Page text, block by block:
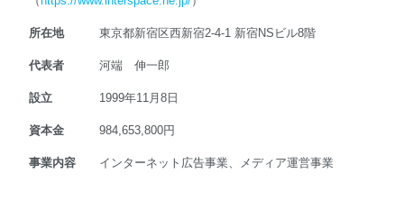
所在地東京都新宿区西新宿2-4-1 新宿NSビル8階
代表者河端 伸一郎
設立 1999年11月8日
資本金 984,653,800円
事業内容 インターネット広告事業、メディア運営事業